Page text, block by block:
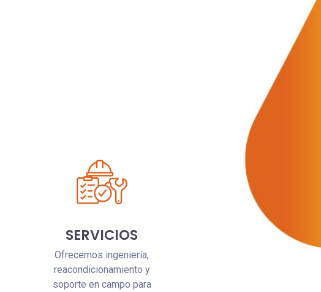
SERVICIOS
Ofrecemos ingeniería,
reacondicionamiento y
soporte en campo para